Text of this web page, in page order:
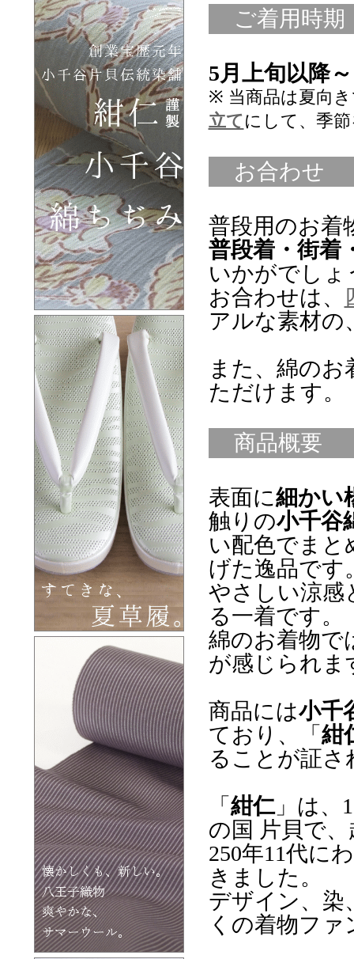
ご着用時期
5月上旬以降
※ 当商品は夏向
立てにして、季
お合わせ
普段用のお着
普段着・街着
いかがでしょ
お合わせは、
アルな素材の
また、綿のお
ただけます。
商品概要
表面に細かい
触りの小千谷
い配色でまと
げた逸品です
やさしい涼感
る一着です。
綿のお着物で
が感じられま
商品には小千
ており、「 紺
ることが証さ
「 紺仁」は、
の国 片貝で
250年11代に
きました。
デザイン、染
くの着物フ